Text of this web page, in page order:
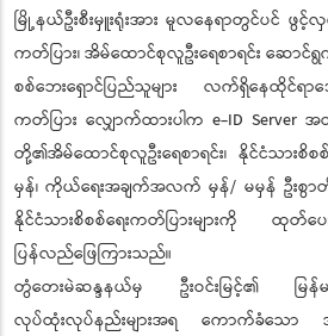
မြို့နယ်ဦးစီးမှူးရုံးအား မူလနေရာတွင်ပင် ဖွင့်လှ
ကတ်ပြား၊ အိမ်ထောင်စုလူဦးရေစာရင်း ဆောင်ရွ
စစ်ဘေးရှောင်ပြည်သူများ လက်ရှိနေထိုင်ရာ
ကတ်ပြား လျှောက်ထားပါက e-ID Server
တို့၏အိမ်ထောင်စုလူဦးရေစာရင်း၊ နိုင်ငံသားစိ
မှန်၊ ကိုယ်ရေးအချက်အလက် မှန်/ မမှန် ဦးစွာ
နိုင်ငံသားစိစစ်ရေးကတ်ပြားများကို ထုတ်ပေ
ပြန်လည်ဖြေကြားသည်။
တွံတေးမဲဆန္ဒနယ်မှ ဦးဝင်းမြင့်၏ မြန်
လုပ်ထုံးလုပ်နည်းများအရ ကောက်ခံသော အ